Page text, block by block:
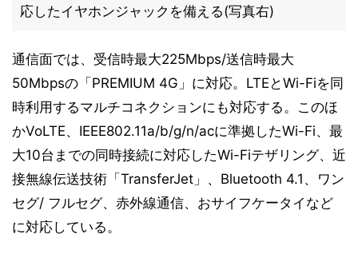
応したイヤホンジャックを備える(写真右)
通信面では、受信時最大225Mbps/送信時最大
50Mbpsの「PREMIUM 4G」に対応。LTEとWi-Fiを同
時利用するマルチコネクションにも対応する。このほ
かVoLTE、IEEE802.11a/b/g/n/acに準拠したWi-Fi、最
大10台までの同時接続に対応したWi-Fiテザリング、近
接無線伝送技術「TransferJet」、Bluetooth 4.1、ワン
セグ/ フルセグ、赤外線通信、おサイフケータイなど
に対応している。